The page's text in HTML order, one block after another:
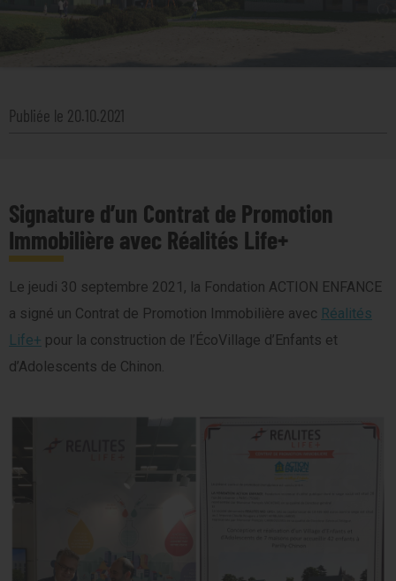
Publiée le 20.10.2021
Signature d’un Contrat de Promotion
Immobilière avec Réalités Life+
Le jeudi 30 septembre 2021, la Fondation ACTION ENFANCE
a signé un Contrat de Promotion Immobilière avec Réalités
Life+ pour la construction de l’ÉcoVillage d’Enfants et
d’Adolescents de Chinon.